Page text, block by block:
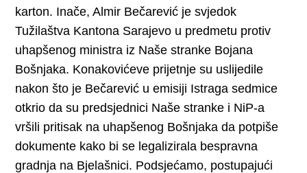
karton. Inače, Almir Bečarević je svjedok
Tužilaštva Kantona Sarajevo u predmetu protiv
uhapšenog ministra iz Naše stranke Bojana
Bošnjaka. Konakovićeve prijetnje su uslijedile
nakon što je Bečarević u emisiji Istraga sedmice
otkrio da su predsjednici Naše stranke i NiP-a
vršili pritisak na uhapšenog Bošnjaka da potpiše
dokumente kako bi se legalizirala bespravna
gradnja na Bjelašnici. Podsjećamo, postupajući